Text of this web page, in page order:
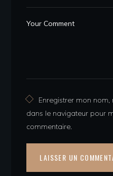
Enregistrer mon
dans le navigateur pour
commentaire.